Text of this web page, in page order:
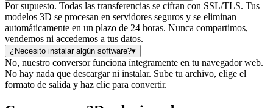
Por supuesto. Todas las transferencias se cifran con SSL/TLS. Tus
modelos 3D se procesan en servidores seguros y se eliminan
automáticamente en un plazo de 24 horas. Nunca compartimos,
vendemos ni accedemos a tus datos.
¿Necesito instalar algún software?▾
No, nuestro conversor funciona íntegramente en tu navegador web.
No hay nada que descargar ni instalar. Sube tu archivo, elige el
formato de salida y haz clic para convertir.